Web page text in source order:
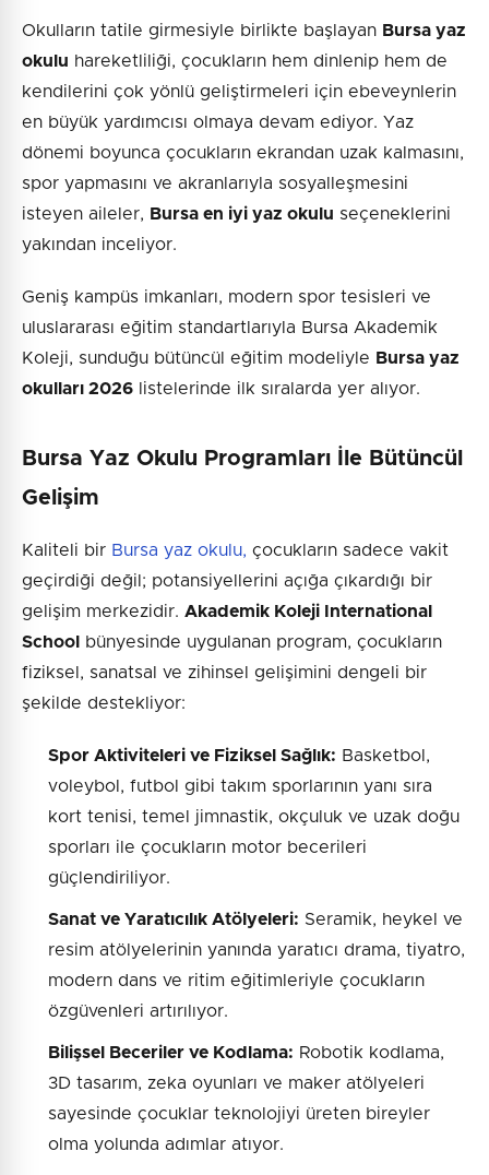
Okulların tatile girmesiyle birlikte başlayan Bursa yaz
okulu hareketliliği, çocukların hem dinlenip hem de
kendilerini çok yönlü geliştirmeleri için ebeveynlerin
en büyük yardımcısı olmaya devam ediyor. Yaz
dönemi boyunca çocukların ekrandan uzak kalmasını,
spor yapmasını ve akranlarıyla sosyalleşmesini
isteyen aileler, Bursa en iyi yaz okulu seçeneklerini
yakından inceliyor.
Geniş kampüs imkanları, modern spor tesisleri ve
uluslararası eğitim standartlarıyla Bursa Akademik
Koleji, sunduğu bütüncül eğitim modeliyle Bursa yaz
okulları 2026 listelerinde ilk sıralarda yer alıyor.
Bursa Yaz Okulu Programları İle Bütüncül
Gelişim
Kaliteli bir Bursa yaz okulu, çocukların sadece vakit
geçirdiği değil; potansiyellerini açığa çıkardığı bir
gelişim merkezidir. Akademik Koleji International
School
bünyesinde uygulanan program, çocukların
fiziksel, sanatsal ve zihinsel gelişimini dengeli bir
şekilde destekliyor:
Spor Aktiviteleri ve Fiziksel Sağlık: Basketbol,
voleybol, futbol gibi takım sporlarının yanı sıra
kort tenisi, temel jimnastik, okçuluk ve uzak doğu
sporları ile çocukların motor becerileri
güçlendiriliyor.
Sanat ve Yaratıcılık Atölyeleri: Seramik, heykel ve
resim atölyelerinin yanında yaratıcı drama, tiyatro,
modern dans ve ritim eğitimleriyle çocukların
özgüvenleri artırılıyor.
Bilişsel Beceriler ve Kodlama: Robotik kodlama,
3D tasarım, zeka oyunları ve maker atölyeleri
sayesinde çocuklar teknolojiyi üreten bireyler
olma yolunda adımlar atıyor.